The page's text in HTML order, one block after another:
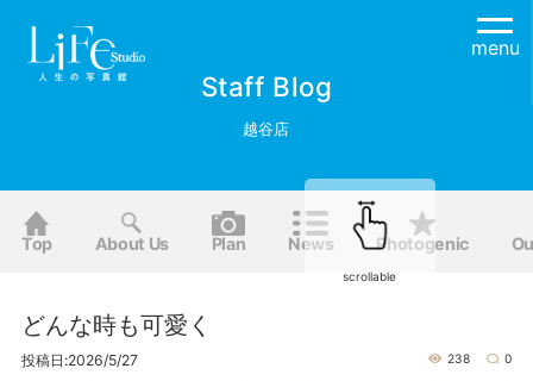
menu
Staff Blog
越谷店
Top About Us Plan News Photogenic
どんな時も可愛く
投稿日:2026/5/27 238 0